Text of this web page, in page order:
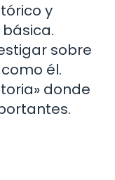
y
sobre
él.
donde